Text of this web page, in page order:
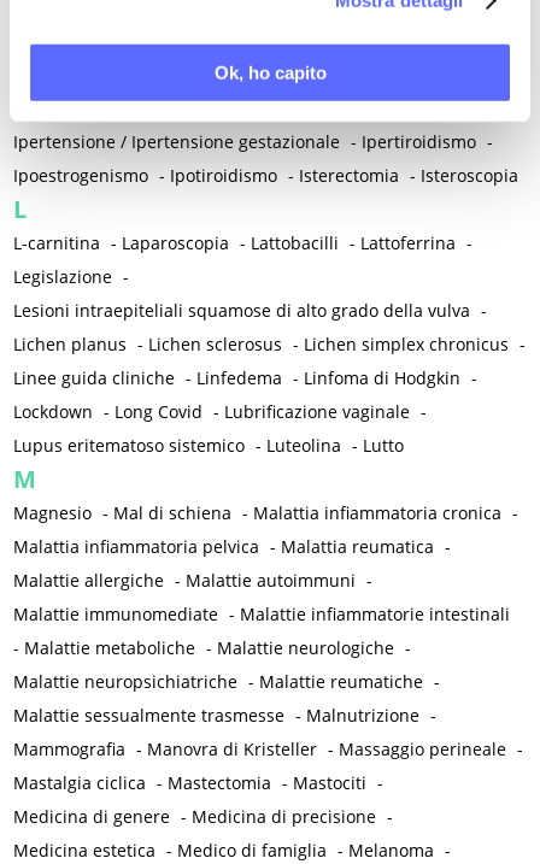
Ok, ho capito
Intolleranza al lattosio -
Intracrinologia -Invecchiamento -Iperalgesia - Allodinia -
Iperalgesia viscero-viscerale -Iperlipidemia
Iperplasia atipica e carcinoma dell'endometrio -
Ipertensione / Ipertensione gestazionale - Ipertiroidismo -
Ipoestrogenismo - Ipotiroidismo - Isterectomia - Isteroscopia
L
L-carnitina - Laparoscopia - Lattobacilli - Lattoferrina -
Legislazione -
Lesioni intraepiteliali squamose di alto grado della vulva -
Lichen planus - Lichen sclerosus - Lichen simplex chronicus -
Linee guida cliniche - Linfedema - Linfoma di Hodgkin -
Lockdown - Long Covid - Lubrificazione vaginale -
Lupus eritematoso sistemico - Luteolina - Lutto
M
Magnesio - Mal di schiena - Malattia infiammatoria cronica -
Malattia infiammatoria pelvica - Malattia reumatica -
Malattie allergiche - Malattie autoimmuni -
Malattie immunomediate - Malattie infiammatorie intestinali
- Malattie metaboliche - Malattie neurologiche -
Malattie neuropsichiatriche - Malattie reumatiche -
Malattie sessualmente trasmesse - Malnutrizione -
Mammografia - Manovra di Kristeller - Massaggio perineale -
Mastalgia ciclica - Mastectomia - Mastociti -
Medicina di genere - Medicina di precisione -
Medicina estetica - Medico di famiglia - Melanoma -